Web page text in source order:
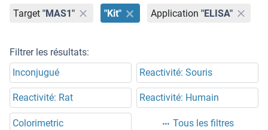
Target "MAS1" "Kit" Application "ELISA"
Filtrer les résultats:
Inconjugué
Reactivité: Souris
Reactivité: Rat Reactivité: Humain
Colorimetric Tous les filtres